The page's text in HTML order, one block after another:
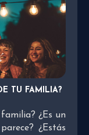
TU FAMILIA?
¿Es un
¿Estás